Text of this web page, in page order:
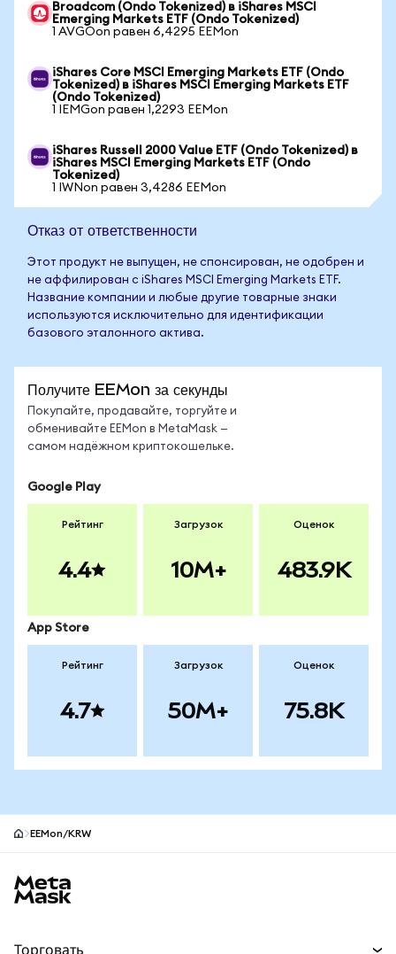
Broadcom (Ondo Tokenized) в iShares MSCI
Emerging Markets ETF (Ondo Tokenized)
1 AVGOon равен 6,4295 EEMon
iShares Core MSCI Emerging Markets ETF (Ondo
Tokenized) в iShares MSCI Emerging Markets ETF
(Ondo Tokenized)
1 IEMGon равен 1,2293 EEMon
iShares Russell 2000 Value ETF (Ondo Tokenized) в
iShares MSCI Emerging Markets ETF (Ondo
Tokenized)
1 IWNon равен 3,4286 EEMon
Отказ от ответственности
Этот продукт не выпущен, не спонсирован, не одобрен и
не аффилирован с iShares MSCI Emerging Markets ETF.
Название компании и любые другие товарные знаки
используются исключительно для идентификации
базового эталонного актива.
Получите EEMon за секунды
Покупайте, продавайте, торгуйте и
обменивайте EEMon в MetaMask —
самом надёжном криптокошельке.
Google Play
Рейтинг
4.4
Загрузок
10M+
Оценок
483.9K
App Store
Рейтинг
4.7
Загрузок
50M+
Оценок
75.8K
EEMon/KRW
Торговать